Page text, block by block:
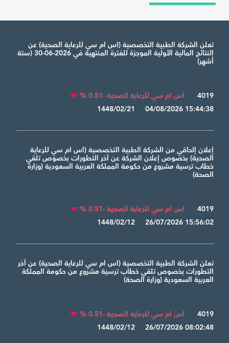
تعلن الشركة الطبية التخصصية (اس ام سي للرعاية الصحية) عن
النتائج المالية الأولية الموجزة للفترة المنتهية في 2026-06-30 (ستة
أشهر)
4019
اس ام سي للرعاية الصحية -0.51 %
1448/02/21 04/08/2026 15:44:38
إعلان إلحاقي من الشركة الطبية التخصصية (اس ام سي للرعاية
الصحية) بخصوص إعلان الشركة عن آخر التطورات بخصوص ‏تلقي
خطاب ترسية مشروع من حكومة المملكة العربية السعودية (وزارة
الصحة) ‏
4019
اس ام سي للرعاية الصحية -0.51 %
1448/02/12 26/07/2026 15:56:02
تعلن الشركة الطبية التخصصية (اس ام سي للرعاية الصحية) عن آخر
التطورات بخصوص تلقي خطاب ترسية مشروع من حكومة المملكة
العربية السعودية (وزارة الصحة)
4019
اس ام سي للرعاية الصحية -0.51 %
1448/02/12 26/07/2026 08:02:48